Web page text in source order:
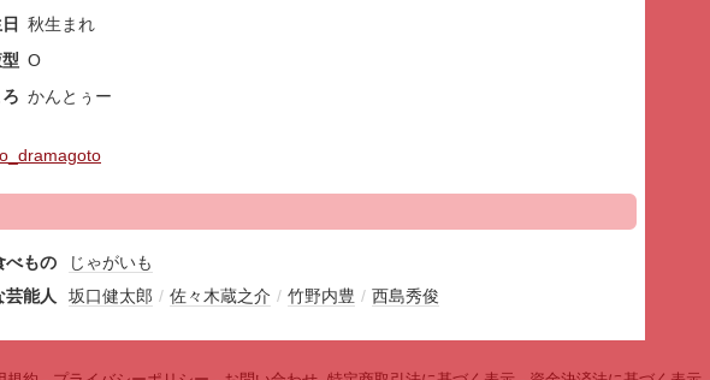
秋生まれ
O
かんとぅー
べもの
じゃがいも
芸能人
坂口健太郎 / 佐々木蔵之介 / 竹野内豊 / 西島秀俊